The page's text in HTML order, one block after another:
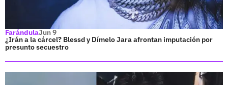
FarándulaJun 9
¿Irán a la cárcel? Blessd y Dímelo Jara afrontan imputación por
presunto secuestro